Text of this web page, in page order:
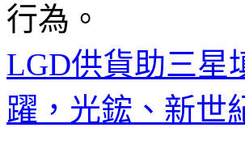
行為。
LGD供貨助三星
躍，光鋐、新世